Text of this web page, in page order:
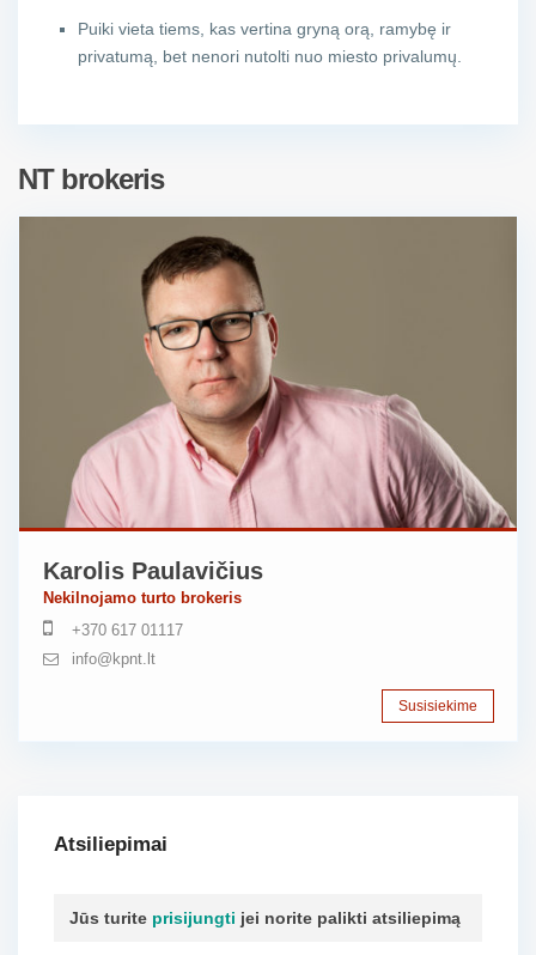
Puiki vieta tiems, kas vertina gryną orą, ramybę ir
privatumą, bet nenori nutolti nuo miesto privalumų.
NT brokeris
Karolis Paulavičius
Nekilnojamo turto brokeris
+370 617 01117
info@kpnt.lt
Susisiekime
Atsiliepimai
Jūs turite prisijungti jei norite palikti atsiliepimą